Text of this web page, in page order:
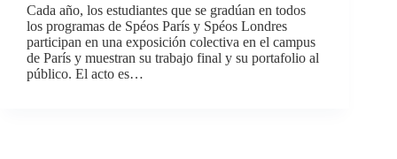
Cada año, los estudiantes que se gradúan en todos
los programas de Spéos París y Spéos Londres
participan en una exposición colectiva en el campus
de París y muestran su trabajo final y su portafolio al
público. El acto es…